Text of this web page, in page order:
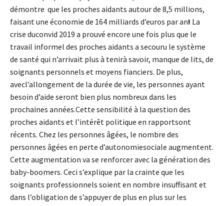
démontre que les proches aidants autour de 8,5 millions,
faisant une économie de 164 milliards d’euros par an! La
crise duconvid 2019 a prouvé encore une fois plus que le
travail informel des proches aidants a secouru le système
de santé qui n’arrivait plus à tenirà savoir, manque de lits, de
soignants personnels et moyens fianciers. De plus,
avecl’allongement de la durée de vie, les personnes ayant
besoin d’aide seront bien plus nombreux dans les
prochaines années.Cette sensibilité à la question des
proches aidants et l’intérêt politique en rapportsont
récents. Chez les personnes âgées, le nombre des
personnes âgées en perte d’autonomiesociale augmentent.
Cette augmentation va se renforcer avec la génération des
baby-boomers. Ceci s’explique par la crainte que les
soignants professionnels soient en nombre insuffisant et
dans l’obligation de s’appuyer de plus en plus sur les